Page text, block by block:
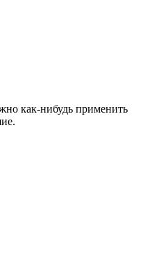
как-нибудь применить